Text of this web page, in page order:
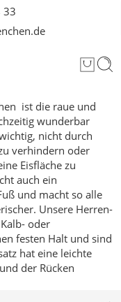
33
ist die raue und
wunderbar
nicht durch
verhindern oder
Eisfläche zu
auch ein
und macht so alle
Unsere Herren-
oder
festen Halt und sind
hat eine leichte
der Rücken